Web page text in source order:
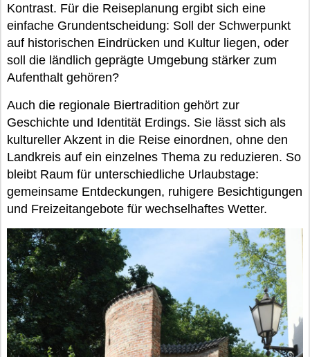
Kontrast. Für die Reiseplanung ergibt sich eine
einfache Grundentscheidung: Soll der Schwerpunkt
auf historischen Eindrücken und Kultur liegen, oder
soll die ländlich geprägte Umgebung stärker zum
Aufenthalt gehören?
Auch die regionale Biertradition gehört zur
Geschichte und Identität Erdings. Sie lässt sich als
kultureller Akzent in die Reise einordnen, ohne den
Landkreis auf ein einzelnes Thema zu reduzieren. So
bleibt Raum für unterschiedliche Urlaubstage:
gemeinsame Entdeckungen, ruhigere Besichtigungen
und Freizeitangebote für wechselhaftes Wetter.